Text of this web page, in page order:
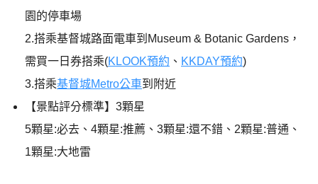
園的停車場
2.搭乘基督城路面電車到Museum & Botanic Gardens，
需買一日券搭乘(KLOOK預約 、 KKDAY預約)
3.搭乘基督城Metro公車到附近
【景點評分標準】3顆星
5顆星:必去、4顆星:推薦、3顆星:還不錯、2顆星:普通、
1顆星:大地雷